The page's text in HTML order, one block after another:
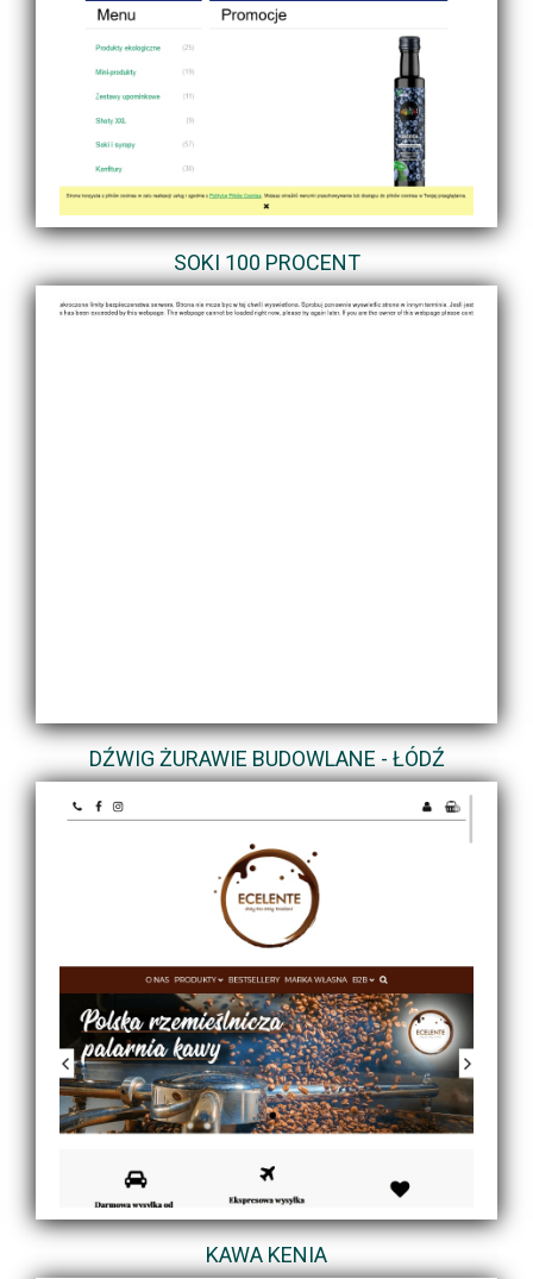
SOKI 100 PROCENT
DŹWIG ŻURAWIE BUDOWLANE - ŁÓDŹ
KAWA KENIA